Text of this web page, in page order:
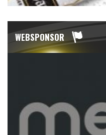
WEBSPONSOR